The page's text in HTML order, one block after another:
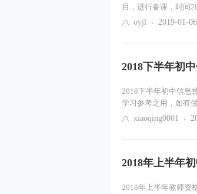
目，进行备课，时间
oyjl
2019-01-06
2018下半年初
2018下半年初中信息
学习参考之用，如有
xiaoqing0001
2018年上半年
2018年上半年教师资